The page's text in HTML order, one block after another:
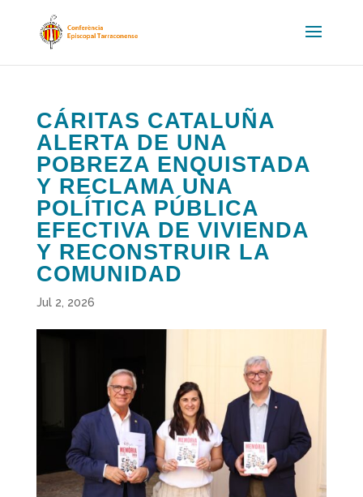
CÁRITAS CATALUÑA
ALERTA DE UNA
POBREZA ENQUISTADA
Y RECLAMA UNA
POLÍTICA PÚBLICA
EFECTIVA DE VIVIENDA
Y RECONSTRUIR LA
COMUNIDAD
Jul 2, 2026